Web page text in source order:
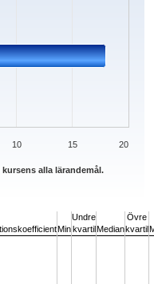
alla lärandemål.
10 15 20
Min
Undre
kvartilMedian
Övre
kvartil